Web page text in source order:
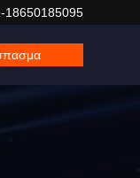
18650185095